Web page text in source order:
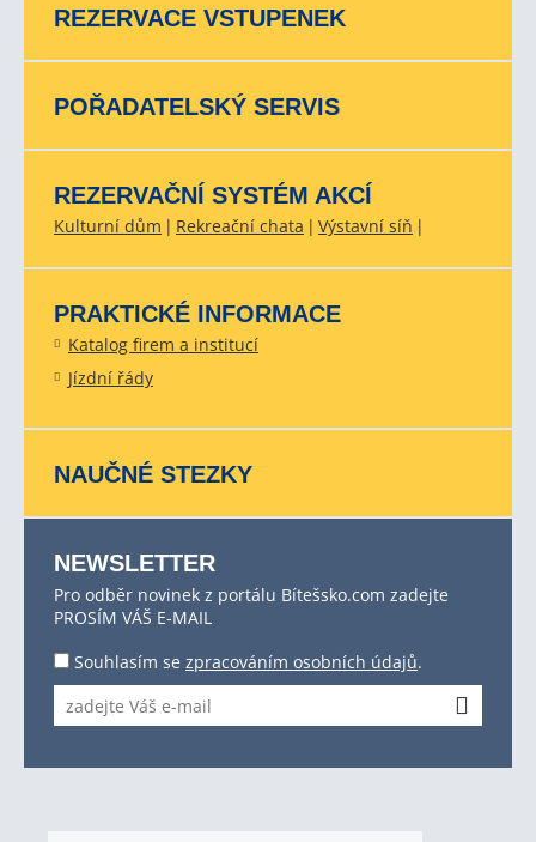
REZERVACE VSTUPENEK
POŘADATELSKÝ SERVIS
REZERVAČNÍ SYSTÉM AKCÍ
Kulturní dům Rekreační chata Výstavní síň
PRAKTICKÉ INFORMACE
Katalog firem a institucí
Jízdní řády
NAUČNÉ STEZKY
NEWSLETTER
Pro odběr novinek z portálu Bítešsko.com zadejte
PROSÍM VÁŠ E-MAIL
Souhlasím se zpracováním osobních údajů.